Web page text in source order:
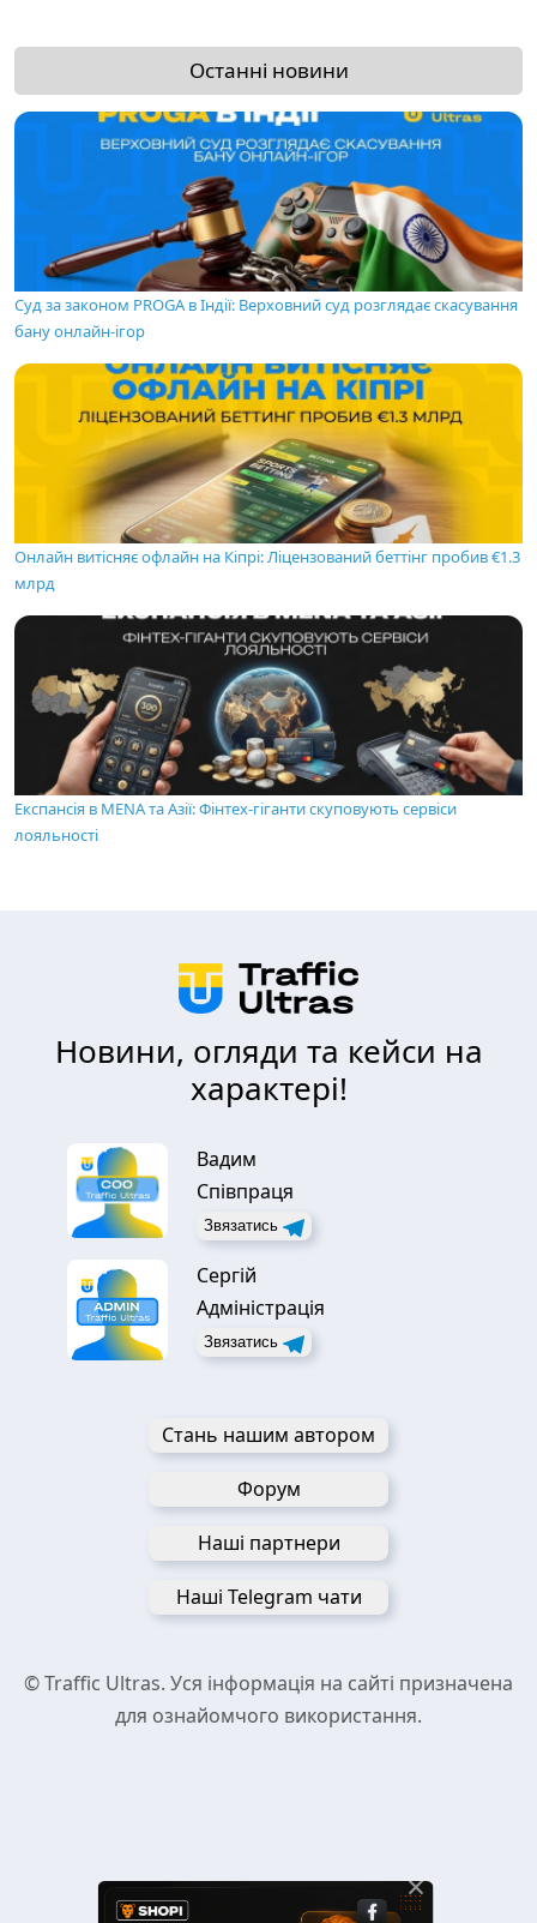
Останні новини
Суд за законом PROGA в Індії: Верховний суд розглядає скасування
бану онлайн-ігор
Онлайн витісняє офлайн на Кіпрі: Ліцензований беттінг пробив €1.3
млрд
Експансія в MENA та Азії: Фінтех-гіганти скуповують сервіси
лояльності
Новини, огляди та кейси на
характері!
Вадим
Співпраця
Звязатись
Сергій
Адміністрація
Звязатись
Стань нашим автором
Форум
Наші партнери
Наші Telegram чати
© Traffic Ultras. Уся інформація на сайті призначена
для ознайомчого використання.
×